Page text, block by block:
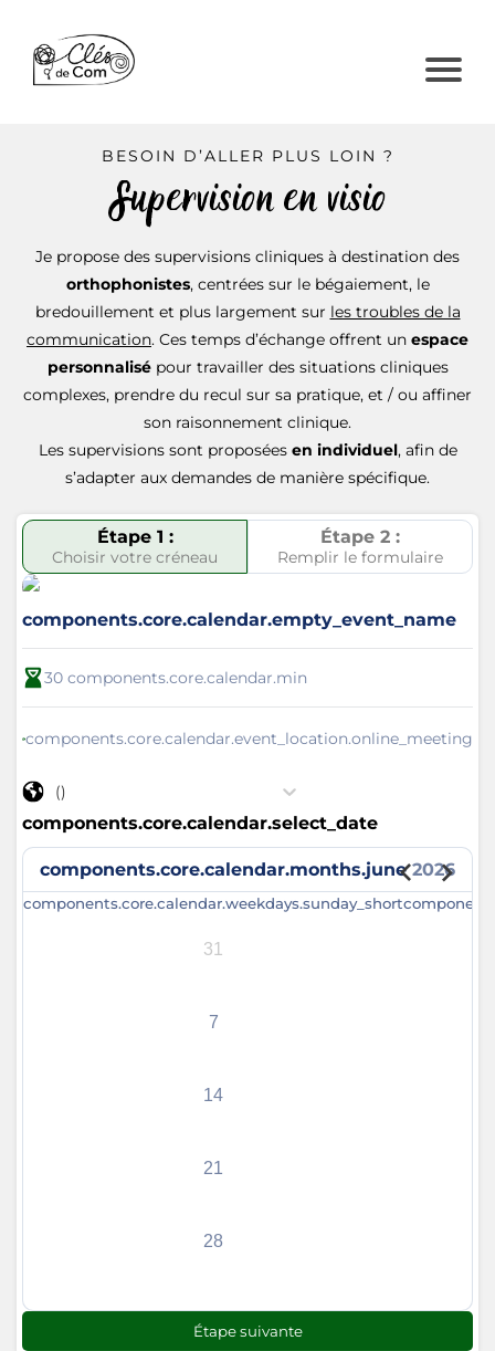
BESOIN D’ALLER PLUS LOIN ?
Supervision en visio
Je propose des supervisions cliniques à destination des
orthophonistes, centrées sur le bégaiement, le
bredouillement et plus largement sur les troubles de la
communication. Ces temps d’échange offrent un espace
personnalisé pour travailler des situations cliniques
complexes, prendre du recul sur sa pratique, et / ou affiner
son raisonnement clinique.
Les supervisions sont proposées en individuel, afin de
s’adapter aux demandes de manière spécifique.
Étape 1 :
Choisir votre créneau
Étape 2 :
Remplir le formulaire
components.core.calendar.empty_event_name
30 components.core.calendar.min
components.core.calendar.event_location.online_meeting
()
components.core.calendar.select_date
components.core.calendar.months.june 2026
components.core.calendar.weekdays.sunday_short
31
7
14
21
28
Étape suivante